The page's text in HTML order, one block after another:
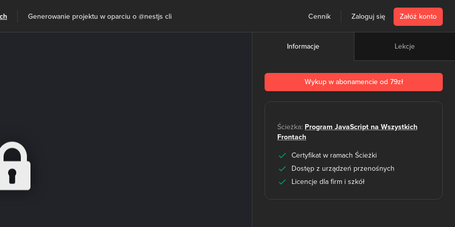
Generowanie projektu w oparciu o @nestjs cli Cennik Zaloguj się Załóż konto
Informacje Lekcje
Wykup w abonamencie od 79zł
Ścieżka: Program JavaScript na Wszystkich
Frontach
Certyfikat w ramach Ścieżki
Dostęp z urządzeń przenośnych
Licencje dla firm i szkół